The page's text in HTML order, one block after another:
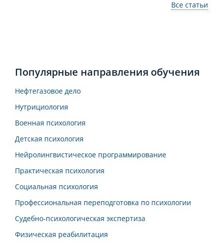
Все статьи
Популярные направления обучения
Нефтегазовое дело
Нутрициология
Военная психология
Детская психология
Нейролингвистическое программирование
Практическая психология
Социальная психология
Профессиональная переподготовка по психологии
Судебно-психологическая экспертиза
Физическая реабилитация